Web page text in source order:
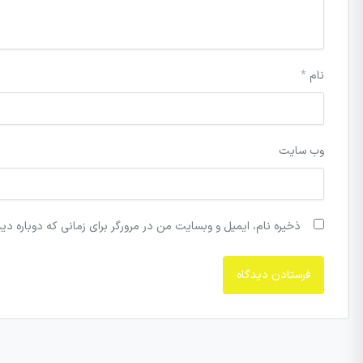
نام *
وب‌ سایت
ذخیره نام، ایمیل و وبسایت من در مرورگر برای زمانی که دوباره